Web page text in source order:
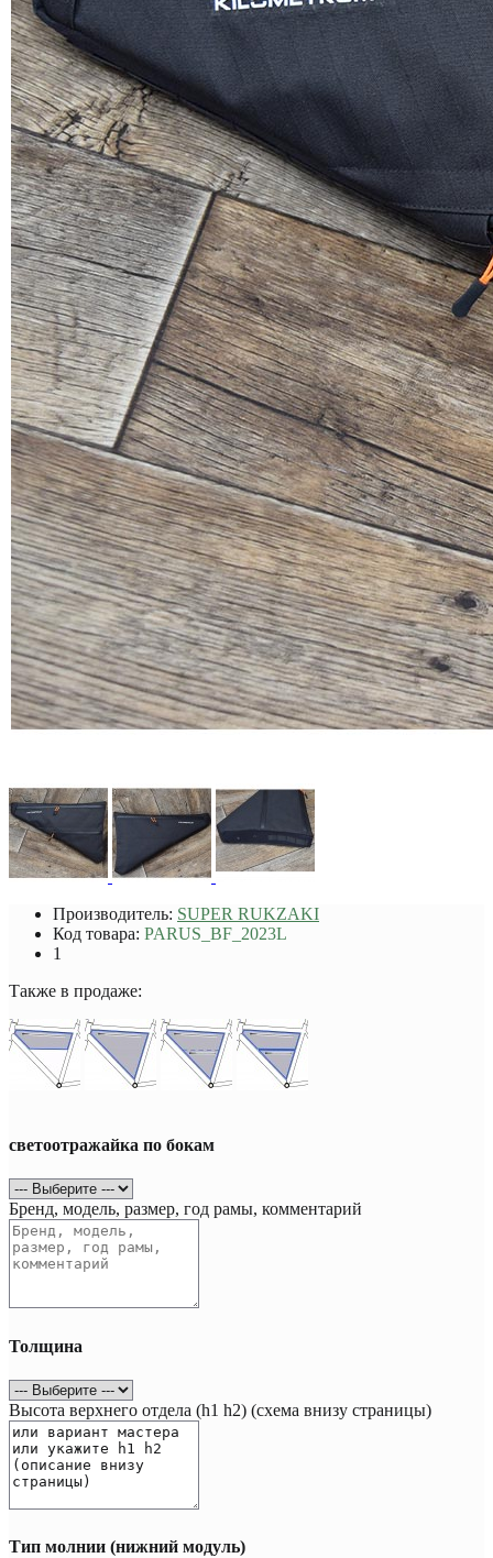
Производитель: SUPER RUKZAKI
Код товара: PARUS_BF_2023L
1
Также в продаже:
светоотражайка по бокам
Бренд, модель, размер, год рамы, комментарий
Толщина
Высота верхнего отдела (h1 h2) (схема внизу страницы)
Тип молнии (нижний модуль)